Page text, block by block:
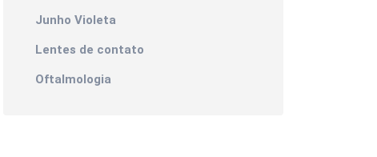
Junho Violeta
Lentes de contato
Oftalmologia